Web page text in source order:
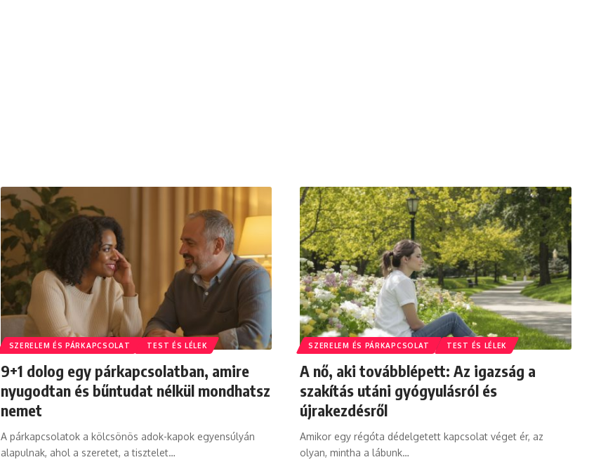
SZERELEM ÉS PÁRKAPCSOLAT TEST ÉS LÉLEK
9+1 dolog egy párkapcsolatban, amire
nyugodtan és bűntudat nélkül mondhatsz
nemet
A párkapcsolatok a kölcsönös adok-kapok egyensúlyán
alapulnak, ahol a szeretet, a tisztelet…
SZERELEM ÉS PÁRKAPCSOLAT TEST ÉS LÉLEK
A nő, aki továbblépett: Az igazság a
szakítás utáni gyógyulásról és
újrakezdésről
Amikor egy régóta dédelgetett kapcsolat véget ér, az
olyan, mintha a lábunk…